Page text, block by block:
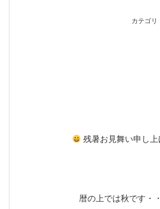
カテゴリ
残暑お見舞い申し上
暦の上では秋です・